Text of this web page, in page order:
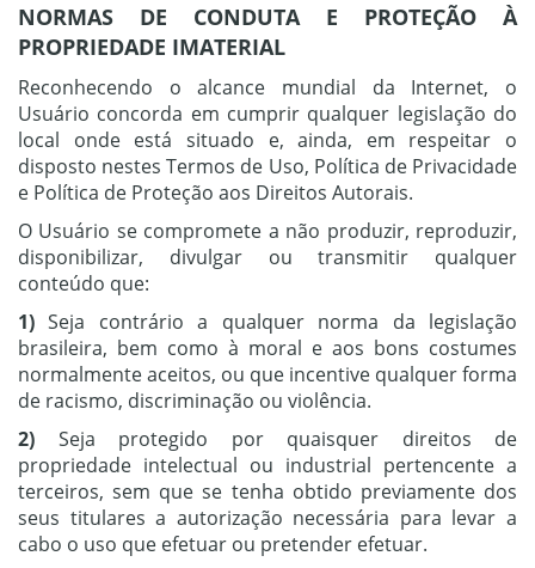
NORMAS DE CONDUTA E PROTEÇÃO À
PROPRIEDADE IMATERIAL
Reconhecendo o alcance mundial da Internet, o
Usuário concorda em cumprir qualquer legislação do
local onde está situado e, ainda, em respeitar o
disposto nestes Termos de Uso, Política de Privacidade
e Política de Proteção aos Direitos Autorais.
O Usuário se compromete a não produzir, reproduzir,
disponibilizar, divulgar ou transmitir qualquer
conteúdo que:
1) Seja contrário a qualquer norma da legislação
brasileira, bem como à moral e aos bons costumes
normalmente aceitos, ou que incentive qualquer forma
de racismo, discriminação ou violência.
2) Seja protegido por quaisquer direitos de
propriedade intelectual ou industrial pertencente a
terceiros, sem que se tenha obtido previamente dos
seus titulares a autorização necessária para levar a
cabo o uso que efetuar ou pretender efetuar.